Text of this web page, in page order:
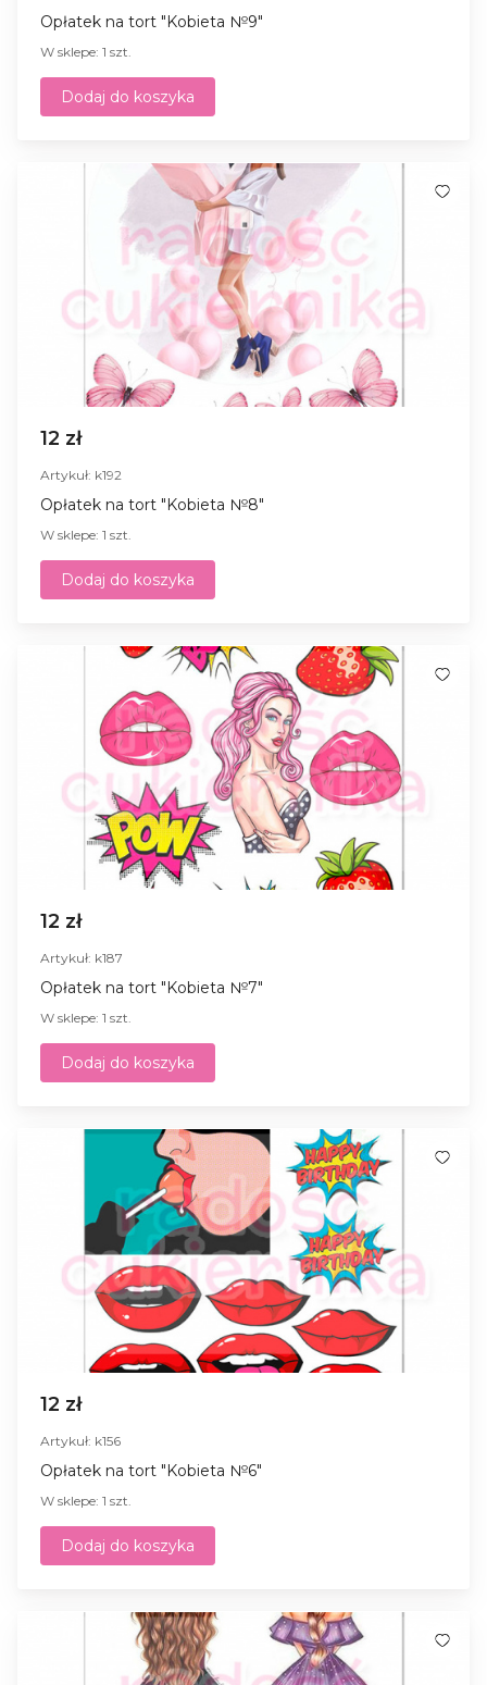
Opłatek na tort "Kobieta №9"
W sklepe: 1 szt.
Dodaj do koszyka
12 zł
Artykuł: k192
Opłatek na tort "Kobieta №8"
W sklepe: 1 szt.
Dodaj do koszyka
12 zł
Artykuł: k187
Opłatek na tort "Kobieta №7"
W sklepe: 1 szt.
Dodaj do koszyka
12 zł
Artykuł: k156
Opłatek na tort "Kobieta №6"
W sklepe: 1 szt.
Dodaj do koszyka